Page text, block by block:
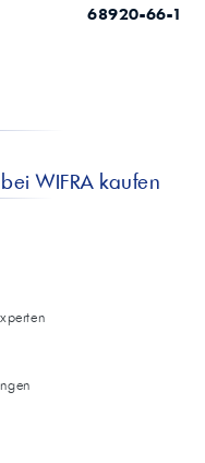
68920-66-1
WIFRA kaufen